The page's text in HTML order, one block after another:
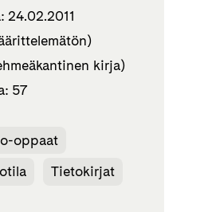
24.02.2011
kirja)
57
oppaat
Tietokirjat